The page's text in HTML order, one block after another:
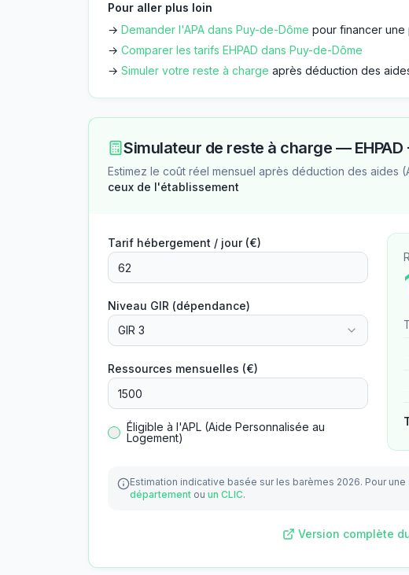
Pour aller plus loin
→ Demander l'APA dans Puy-de-Dôme pour financer
→ Comparer les tarifs EHPAD dans Puy-de-Dôme
→ Simuler votre reste à charge après déduction des
Simulateur de reste à charge —
Estimez le coût réel mensuel après déduction des aides
ceux de l'établissement
Tarif hébergement / jour (€)
Niveau GIR (dépendance)
GIR 3
Ressources mensuelles (€)
Éligible à l'APL (Aide Personnalisée au
Logement)
Estimation indicative basée sur les barèmes 2026. Pour
département ou un CLIC.
Version complète